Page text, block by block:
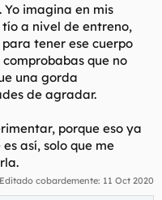
imagina en mis
a nivel de entreno,
tener ese cuerpo
que no
una gorda
de agradar.
porque eso ya
así, solo que me
Editado cobardemente: 11 Oct 2020